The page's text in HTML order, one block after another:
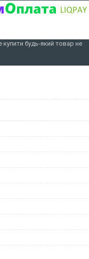
купити будь-який товар не